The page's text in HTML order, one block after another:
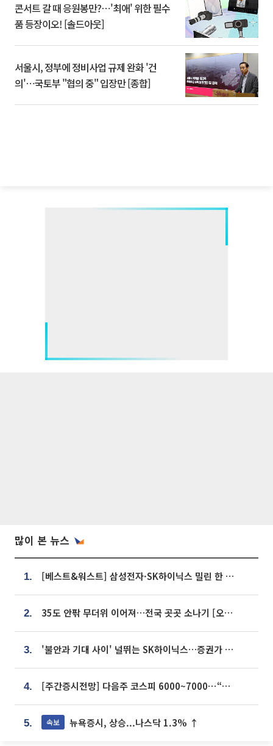
콘서트 갈 때 응원봉만?⋯'최애' 위한 필수
품 등장이오! [솔드아웃]
서울시, 정부에 정비사업 규제 완화 '건
의'⋯국토부 "협의 중" 입장만 [종합]
많이 본 뉴스
1. [베스트&워스트] 삼성전자·SK하이닉스 밀린 한 주…상상인증권은 85% 급등
2. 35도 안팎 무더위 이어져…전국 곳곳 소나기 [오늘 날씨]
3. '불안과 기대 사이' 널뛰는 SK하이닉스…증권가 "HBM4·LTA 기반 펀터멘털 견고"
4. [주간증시전망] 다음주 코스피 6000~7000⋯“外人 수급은 정책이 변수”
5. 속보 뉴욕증시, 상승...나스닥 1.3% ↑